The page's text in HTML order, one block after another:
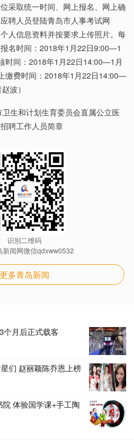
采取统一时间、网上报名、网上确
聘人员登陆青岛市人事考试网
人信息资料并按要求上传照片。每
名时间：2018年1月22日9:00—1
时间：2018年1月22日14:00—1月
缴费时间：2018年1月22日14:00—
波）
生和计划生育委员会直属公立医
聘工作人员简章
识别二维码
新闻网微信qdxww0532
更多青岛新闻
个月后正式载客
们 赵丽颖陈乔恩上榜
体验国学课+手工陶